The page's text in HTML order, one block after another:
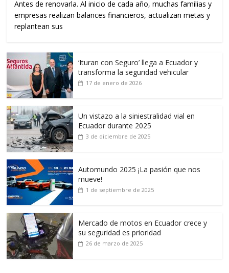
Antes de renovarla. Al inicio de cada año, muchas familias y
empresas realizan balances financieros, actualizan metas y
replantean sus
‘Ituran con Seguro’ llega a Ecuador y
transforma la seguridad vehicular
17 de enero de 2026
Un vistazo a la siniestralidad vial en
Ecuador durante 2025
3 de diciembre de 2025
Automundo 2025 ¡La pasión que nos
mueve!
1 de septiembre de 2025
Mercado de motos en Ecuador crece y
su seguridad es prioridad
26 de marzo de 2025